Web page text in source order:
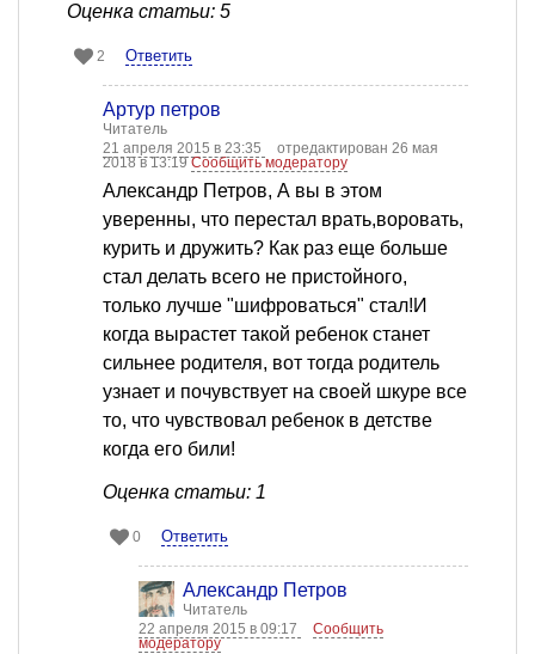
Оценка статьи: 5
2 Ответить
Артур петров
Читатель
21 апреля 2015 в 23:35
отредактирован 26 мая
2018 в 13:19Сообщить модератору
Александр Петров, А вы в этом
уверенны, что перестал врать,воровать,
курить и дружить? Как раз еще больше
стал делать всего не пристойного,
только лучше "шифроваться" стал!И
когда вырастет такой ребенок станет
сильнее родителя, вот тогда родитель
узнает и почувствует на своей шкуре все
то, что чувствовал ребенок в детстве
когда его били!
Оценка статьи: 1
0 Ответить
Александр Петров
Читатель
22 апреля 2015 в 09:17
Сообщить
модератору